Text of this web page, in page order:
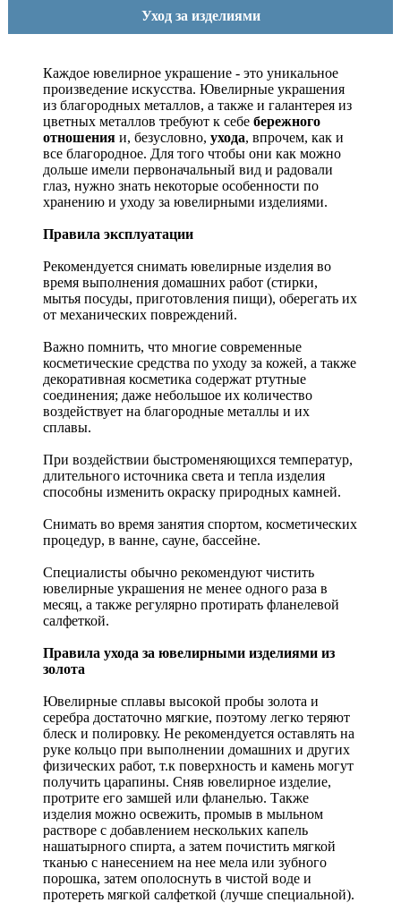
Уход за изделиями
Каждое ювелирное украшение - это уникальное
произведение искусства. Ювелирные украшения
из благородных металлов, а также и галантерея из
цветных металлов требуют к себе бережного
отношения и, безусловно, ухода, впрочем, как и
все благородное. Для того чтобы они как можно
дольше имели первоначальный вид и радовали
глаз, нужно знать некоторые особенности по
хранению и уходу за ювелирными изделиями.
Правила эксплуатации
Рекомендуется снимать ювелирные изделия во
время выполнения домашних работ (стирки,
мытья посуды, приготовления пищи), оберегать их
от механических повреждений.
Важно помнить, что многие современные
косметические средства по уходу за кожей, а также
декоративная косметика содержат ртутные
соединения; даже небольшое их количество
воздействует на благородные металлы и их
сплавы.
При воздействии быстроменяющихся температур,
длительного источника света и тепла изделия
способны изменить окраску природных камней.
Снимать во время занятия спортом, косметических
процедур, в ванне, сауне, бассейне.
Специалисты обычно рекомендуют чистить
ювелирные украшения не менее одного раза в
месяц, а также регулярно протирать фланелевой
салфеткой.
Правила ухода за ювелирными изделиями из
золота
Ювелирные сплавы высокой пробы золота и
серебра достаточно мягкие, поэтому легко теряют
блеск и полировку. Не рекомендуется оставлять на
руке кольцо при выполнении домашних и других
физических работ, т.к поверхность и камень могут
получить царапины. Сняв ювелирное изделие,
протрите его замшей или фланелью. Также
изделия можно освежить, промыв в мыльном
растворе с добавлением нескольких капель
нашатырного спирта, а затем почистить мягкой
тканью с нанесением на нее мела или зубного
порошка, затем ополоснуть в чистой воде и
протереть мягкой салфеткой (лучше специальной).